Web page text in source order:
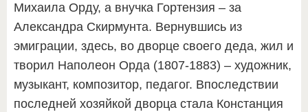
Михаила Орду, а внучка Гортензия – за
Александра Скирмунта. Вернувшись из
эмиграции, здесь, во дворце своего деда, жил и
творил Наполеон Орда (1807-1883) – художник,
музыкант, композитор, педагог. Впоследствии
последней хозяйкой дворца стала Констанция